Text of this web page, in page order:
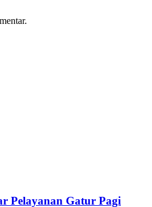
Pelayanan Gatur Pagi